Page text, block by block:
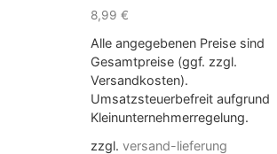
8,99 €
Alle angegebenen Preise sind
Gesamtpreise (ggf. zzgl.
Versandkosten).
Umsatzsteuerbefreit aufgrund
Kleinunternehmerregelung.
zzgl. versand-lieferung